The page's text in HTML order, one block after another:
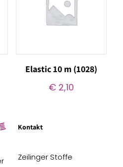
Elastic 10 m (1028)
€2,10
Kontakt
Zeilinger Stoffe